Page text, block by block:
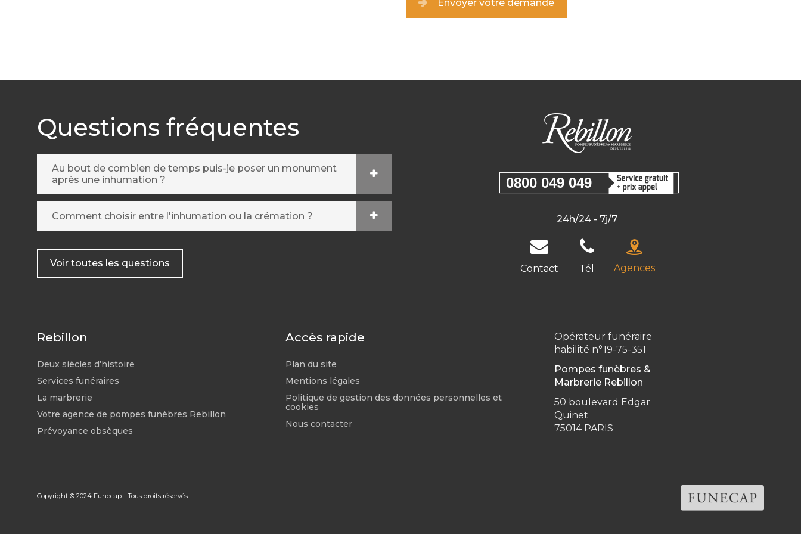
Envoyer votre demande
Questions fréquentes
Au bout de combien de temps puis-je poser un monument
après une inhumation ?
Comment choisir entre l'inhumation ou la crémation ?
Voir toutes les questions
0800 049 049
24h/24 - 7j/7
Contact Tél Agences
Rebillon
Deux siècles d’histoire
Services funéraires
La marbrerie
Votre agence de pompes funèbres Rebillon
Prévoyance obsèques
Accès rapide
Plan du site
Mentions légales
Politique de gestion des données personnelles et
cookies
Nous contacter
Opérateur funéraire
habilité n°19-75-351
Pompes funèbres &
Marbrerie Rebillon
50 boulevard Edgar
Quinet
75014 PARIS
Copyright © 2024 Funecap - Tous droits réservés -